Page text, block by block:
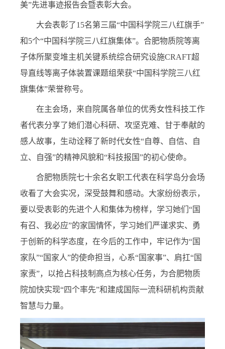
美”先进事迹报告会暨表彰大会。
大会表彰了15名第三届“中国科学院三八红旗手”
和5个“中国科学院三八红旗集体”。合肥物质院等离
子体所聚变堆主机关键系统综合研究设施CRAFT超
导直线等离子体装置课题组荣获“中国科学院三八红
旗集体”荣誉称号。
在主会场，来自院属各单位的优秀女性科技工作
者代表分享了她们潜心科研、攻坚克难、甘于奉献的
感人故事，生动诠释了新时代女性“自尊、自信、自
立、自强”的精神风貌和“科技报国”的初心使命。
合肥物质院七十余名女职工代表在科学岛分会场
收看了大会实况，深受鼓舞和感动。大家纷纷表示，
要以受表彰的先进个人和集体为榜样，学习她们“国
有召、我必应”的家国情怀，学习她们严谨求实、勇
于创新的科学态度，在今后的工作中，牢记作为“国
家队”“国家人”的使命担当，心系“国家事”、肩扛“国
家责”，以抢占科技制高点为核心任务，为合肥物质
院加快实现“四个率先”和建成国际一流科研机构贡献
智慧与力量。